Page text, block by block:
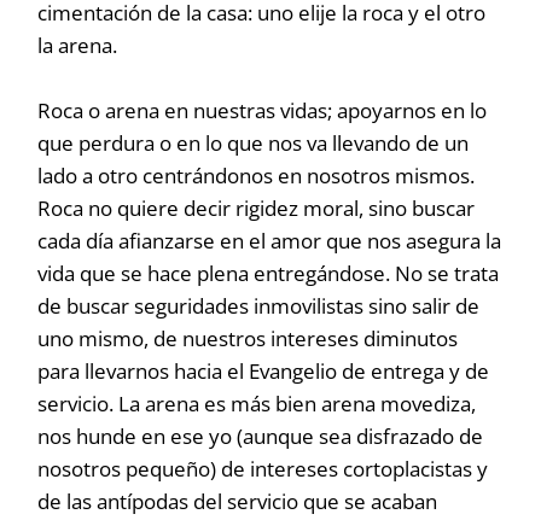
cimentación de la casa: uno elije la roca y el otro
la arena.
Roca o arena en nuestras vidas; apoyarnos en lo
que perdura o en lo que nos va llevando de un
lado a otro centrándonos en nosotros mismos.
Roca no quiere decir rigidez moral, sino buscar
cada día afianzarse en el amor que nos asegura la
vida que se hace plena entregándose. No se trata
de buscar seguridades inmovilistas sino salir de
uno mismo, de nuestros intereses diminutos
para llevarnos hacia el Evangelio de entrega y de
servicio. La arena es más bien arena movediza,
nos hunde en ese yo (aunque sea disfrazado de
nosotros pequeño) de intereses cortoplacistas y
de las antípodas del servicio que se acaban